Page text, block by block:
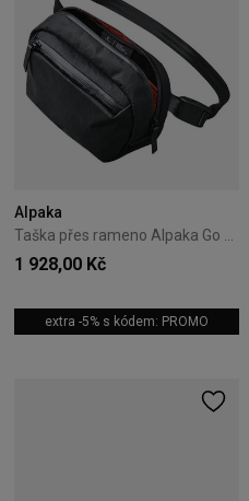
Alpaka
1 928,00 Kč
extra -5% s kódem: PROMO